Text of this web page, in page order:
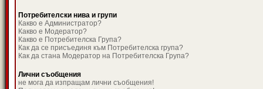
Потребителски нива и групи
Какво е Администратор?
Какво е Модератор?
Какво е Потребителска Група?
Как да се присъединя към Потребителска група?
Как да стана Модератор на Потребителска Група?
Лични съобщения
не мога да изпращам лични съобщения!